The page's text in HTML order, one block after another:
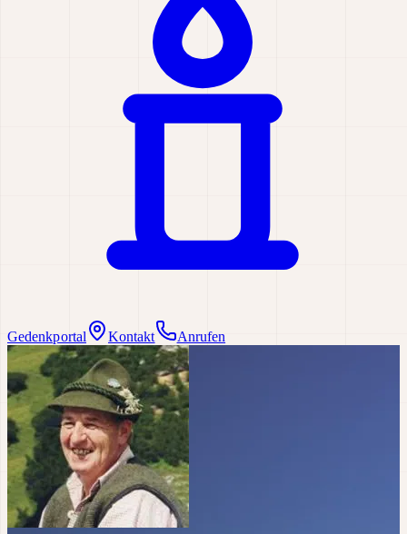
Gedenkportal Kontakt Anrufen